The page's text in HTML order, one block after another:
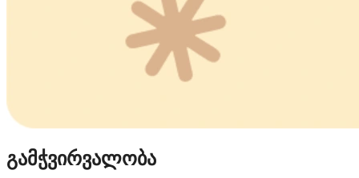
გამჭვირვალობა